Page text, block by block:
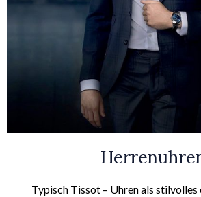
Typisch Tissot – Uhren als